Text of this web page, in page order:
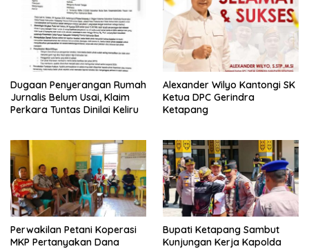
k p
Dugaan Penyerangan Rumah
Jurnalis Belum Usai, Klaim
Perkara Tuntas Dinilai Keliru
Alexander Wilyo Kantongi SK
Ketua DPC Gerindra
Ketapang
Perwakilan Petani Koperasi
MKP Pertanyakan Dana
Bupati Ketapang Sambut
Kunjungan Kerja Kapolda